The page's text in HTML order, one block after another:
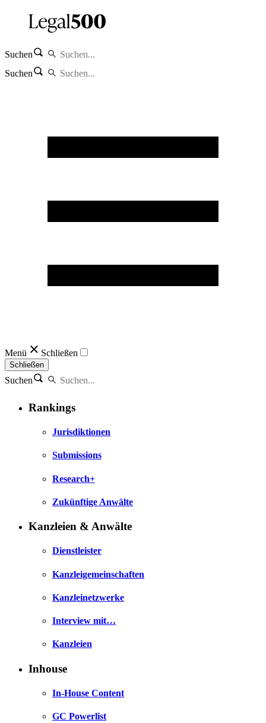
Suchen
Suchen
Menü Schließen
Schließen
Suchen
Rankings
Jurisdiktionen
Submissions
Research+
Zukünftige Anwälte
Kanzleien & Anwälte
Dienstleister
Kanzleigemeinschaften
Kanzleinetzwerke
Interview mit…
Kanzleien
Inhouse
In-House Content
GC Powerlist